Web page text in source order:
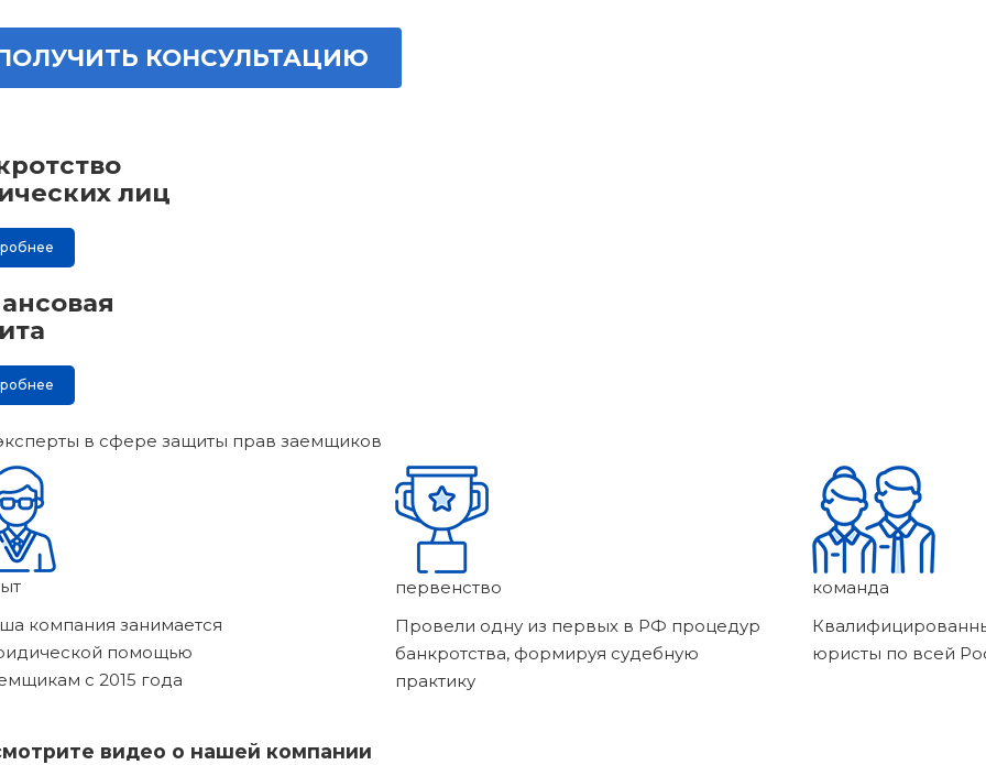
КОНСУЛЬТАЦИЮ
лиц
в сфере защиты прав заемщиков
компания занимается
помощью
с 2015 года
первенство
Провели одну из первых в РФ процедур
банкротства, формируя судебную
практику
команда
юристы по всей
видео о нашей компании